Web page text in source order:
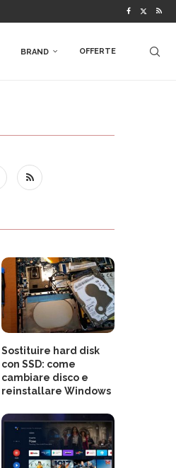
BRAND OFFERTE
Sostituire hard disk
con SSD: come
cambiare disco e
reinstallare Windows